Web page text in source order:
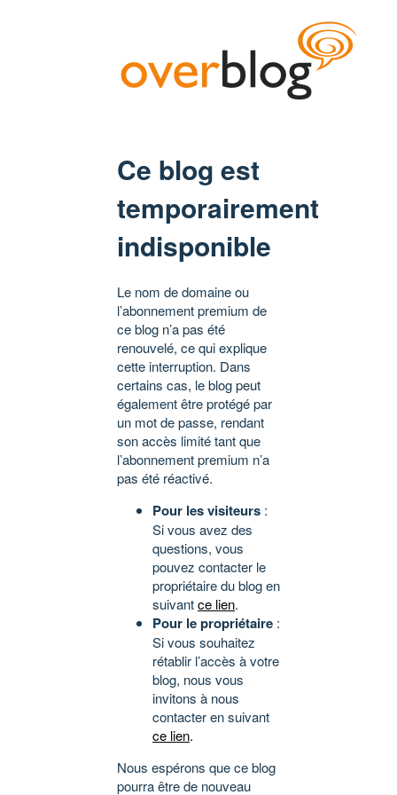
Ce blog est
temporairement
indisponible
Le nom de domaine ou
l’abonnement premium de
ce blog n’a pas été
renouvelé, ce qui explique
cette interruption. Dans
certains cas, le blog peut
également être protégé par
un mot de passe, rendant
son accès limité tant que
l’abonnement premium n’a
pas été réactivé.
Pour les visiteurs :
Si vous avez des
questions, vous
pouvez contacter le
propriétaire du blog en
suivantce lien.
Pour le propriétaire :
Si vous souhaitez
rétablir l’accès à votre
blog, nous vous
invitons à nous
contacter en suivant
ce lien.
Nous espérons que ce blog
pourra être de nouveau